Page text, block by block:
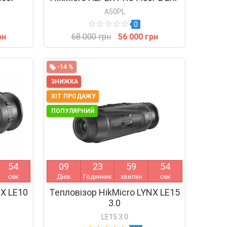
A50PL
0
68 000 грн 56 000 грн
54
сек
LE10
-14 %
ЗНИЖКА
ХІТ ПРОДАЖУ
ПОПУЛЯРНИЙ
09
Днів
23
Годинник
59
хвилин
54
сек
Тепловізор HikMicro LYNX LE15
3.0
LE15 3.0